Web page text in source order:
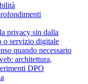
privacy sin dalla
o servizio digitale
quando necessario
architettura,
DPO